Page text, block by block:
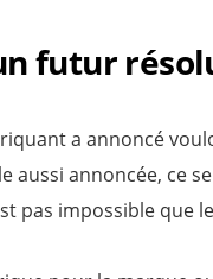
futur
a annoncé
aussi annoncée, ce
pas impossible que